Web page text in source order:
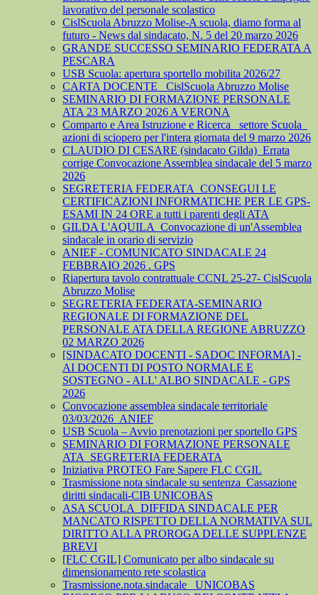
lavorativo del personale scolastico
CislScuola Abruzzo Molise-A scuola, diamo forma al
futuro - News dal sindacato, N. 5 del 20 marzo 2026
GRANDE SUCCESSO SEMINARIO FEDERATA A
PESCARA
USB Scuola: apertura sportello mobilita 2026/27
CARTA DOCENTE_ CislScuola Abruzzo Molise
SEMINARIO DI FORMAZIONE PERSONALE
ATA 23 MARZO 2026 A VERONA
Comparto e Area Istruzione e Ricerca_ settore Scuola_
azioni di sciopero per l'intera giornata del 9 marzo 2026
CLAUDIO DI CESARE (sindacato Gilda)_Errata
corrige Convocazione Assemblea sindacale del 5 marzo
2026
SEGRETERIA FEDERATA_CONSEGUI LE
CERTIFICAZIONI INFORMATICHE PER LE GPS-
ESAMI IN 24 ORE a tutti i parenti degli ATA
GILDA L'AQUILA_Convocazione di un'Assemblea
sindacale in orario di servizio
ANIEF - COMUNICATO SINDACALE 24
FEBBRAIO 2026 . GPS
Riapertura tavolo contrattuale CCNL 25-27- CislScuola
Abruzzo Molise
SEGRETERIA FEDERATA-SEMINARIO
REGIONALE DI FORMAZIONE DEL
PERSONALE ATA DELLA REGIONE ABRUZZO
02 MARZO 2026
[SINDACATO DOCENTI - SADOC INFORMA] -
AI DOCENTI DI POSTO NORMALE E
SOSTEGNO - ALL' ALBO SINDACALE - GPS
2026
Convocazione assemblea sindacale territoriale
03/03/2026_ANIEF
USB Scuola – Avvio prenotazioni per sportello GPS
SEMINARIO DI FORMAZIONE PERSONALE
ATA_SEGRETERIA FEDERATA
Iniziativa PROTEO Fare Sapere FLC CGIL
Trasmissione nota sindacale su sentenza_Cassazione
diritti sindacali-CIB UNICOBAS
ASA SCUOLA_DIFFIDA SINDACALE PER
MANCATO RISPETTO DELLA NORMATIVA SUL
DIRITTO ALLA PROROGA DELLE SUPPLENZE
BREVI
[FLC CGIL] Comunicato per albo sindacale su
dimensionamento rete scolastica
Trasmissione.nota.sindacale _UNICOBAS